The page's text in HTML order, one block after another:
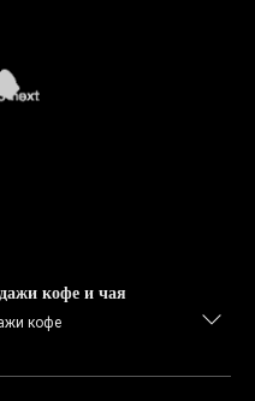
кофе и чая
кофе